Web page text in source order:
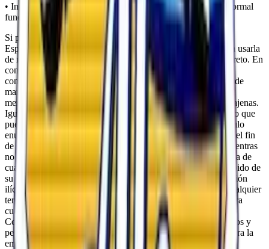
• Incluya cualquier tipo de virus o programa que impida el normal
funcionamiento del Espacio Web.
Si para acceder a algunos de los servicios y/o contenidos del
Espacio Web, se le proporcionará una contraseña, se obliga a usarla
de manera diligente, manteniéndola en todo momento en secreto. En
consecuencia, será responsable de su adecuada custodia y
confidencialidad, comprometiéndose a no cederla a terceros, de
manera temporal o permanente, ni a permitir el acceso a los
mencionados servicios y/o contenidos por parte de personas ajenas.
Igualmente, se obliga a notificar a la sociedad cualquier hecho que
pueda suponer un uso indebido de su contraseña, como, a título
enunciativo, su robo, extravío o el acceso no autorizado, con el fin
de proceder a su inmediata cancelación. En consecuencia, mientras
no efectúe la notificación anterior, la empresa quedará eximida de
cualquier responsabilidad que pudiera derivarse del uso indebido de
su contraseña, siendo de su responsabilidad cualquier utilización
ilícita de los contenidos y/o servicios del Espacio Web por cualquier
tercero ilegítimo. Si de manera negligente o dolosa incumpliera
cualquiera de las obligaciones establecidas en las presentes
Condiciones Generales de Uso, responderá por todos los daños y
perjuicios que de dicho incumplimiento pudieran derivarse para la
empresa.